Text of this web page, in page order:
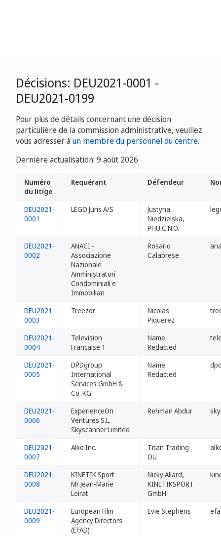
Décisions: DEU2021-0001 -
DEU2021-0199
Pour plus de détails concernant une décision
particulière de la commission administrative, veuillez
vous adresser àun membre du personnel du centre.
Dernière actualisation: 9 août 2026
Numéro
du litige
Requérant Défendeur
DEU2021-
0001
LEGO Juris A/S
Justyna
Niedzielska,
PHU C.N.O.
DEU2021-
0002
ANACI -
Associazione
Nazionale
Amministratori
Condominiali e
Immobiliari
Rosario
Calabrese
DEU2021-
0003
Treezor
Nicolas
Piquerez
DEU2021-
0004
Television
Francaise 1
Name
Redacted
DEU2021-
0005
DPDgroup
International
Services GmbH &
Co. KG.
Name
Redacted
DEU2021-
0006
ExperienceOn
Ventures S.L.
Skyscanner Limited
Rehman Abdur
DEU2021-
0007
Alko Inc.
Titan Trading
OÜ
DEU2021-
0008
KINETIK Sport
Mr Jean-Marie
Loirat
Nicky Allard,
KINETIKSPORT
GmbH
DEU2021-
0009
European Film
Agency Directors
(EFAD)
Evie Stephens